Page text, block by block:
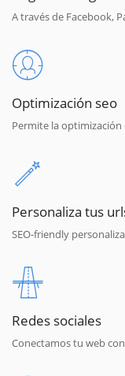
A través de Facebook,
Optimización seo
Permite la
Personaliza tus
SEO-friendly
Redes sociales
Conectamos tu web